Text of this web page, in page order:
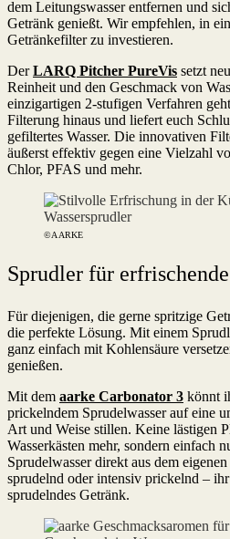
dem Leitungswasser entfernen und
Getränk genießt. Wir empfehlen, in
Getränkefilter zu investieren.
DerLARQ Pitcher PureVis setzt
Reinheit und den Geschmack von
einzigartigen 2-stufigen Verfahren
Filterung hinaus und liefert euch
gefiltertes Wasser. Die innovativen
äußerst effektiv gegen eine Vielzahl
Chlor, PFAS und mehr.
©AARKE
Sprudler für
Für diejenigen, die gerne spritzige
die perfekte Lösung. Mit einem
ganz einfach mit Kohlensäure
genießen.
Mit dem aarke Carbonator 3 könnt
prickelndem Sprudelwasser auf eine
Art und Weise stillen. Keine lästigen
Wasserkästen mehr, sondern einfach
Sprudelwasser direkt aus dem
sprudelnd oder intensiv prickelnd –
sprudelndes Getränk.